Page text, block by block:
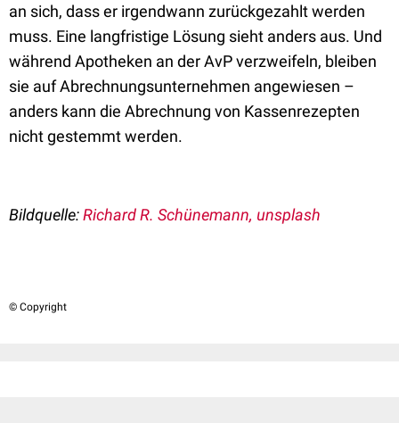
an sich, dass er irgendwann zurückgezahlt werden
muss. Eine langfristige Lösung sieht anders aus. Und
während Apotheken an der AvP verzweifeln, bleiben
sie auf Abrechnungsunternehmen angewiesen –
anders kann die Abrechnung von Kassenrezepten
nicht gestemmt werden.
Bildquelle:Richard R. Schünemann, unsplash
© Copyright